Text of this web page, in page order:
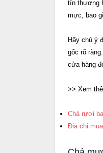
tín thương
mực, bao
Hãy chú ý
gốc rõ
cửa hàng
>> Xem
Chả rươi
Địa chỉ